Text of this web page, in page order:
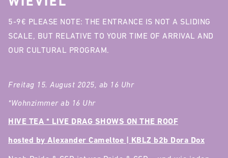
Freitag 15. August 2025, ab 16 Uhr
*Wohnzimmer ab 16 Uhr
HIVE TEA * LIVE DRAG SHOWS ON THE ROOF
hosted by Alexander Cameltoe | KBLZ b2b Dora Dox
5-9€ PLEASE NOTE: THE ENTRANCE IS NOT A SLIDING
SCALE, BUT RELATIVE TO YOUR TIME OF ARRIVAL AND
OUR CULTURAL PROGRAM.